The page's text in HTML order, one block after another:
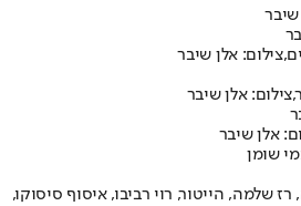
שיבר
אלן שיבר
אלן שיבר
אלן שיבר
שומן
שלמה, הייטור, רוי רביבו, איסוף סיסוקו,